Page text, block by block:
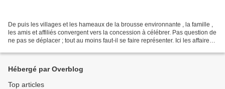
De puis les villages et les hameaux de la brousse environnante , la famille ,
les amis et affiliés convergent vers la concession à célébrer. Pas question de
ne pas se déplacer ; tout au moins faut-il se faire représenter. Ici les affaires
Hébergé par Overblog
Top articles